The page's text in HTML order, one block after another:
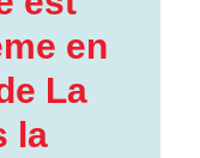
en
La
la